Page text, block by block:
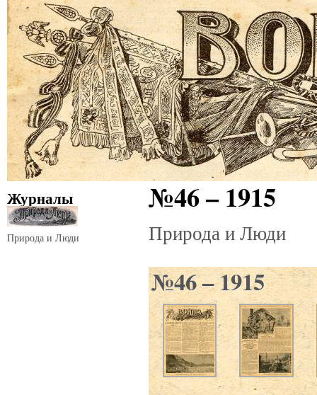
№46 – 1915
Природа и Люди
№46 – 1915
Журналы
Природа и Люди